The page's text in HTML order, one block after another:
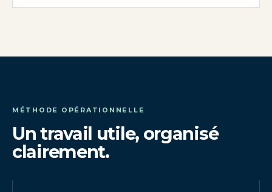
MÉTHODE OPÉRATIONNELLE
Un travail utile, organisé
clairement.